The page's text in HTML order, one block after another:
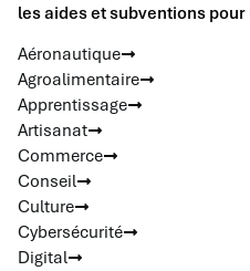
les aides et subventions
Aéronautique
Agroalimentaire
Apprentissage
Artisanat
Commerce
Conseil
Culture
Cybersécurité
Digital